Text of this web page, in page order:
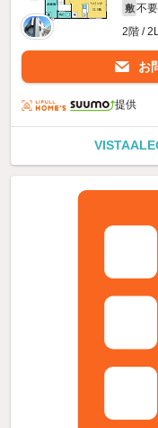
敷 不要
2階 /
お
提供